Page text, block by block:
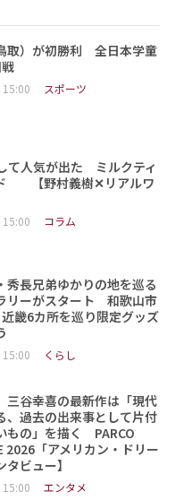
取）が初勝利 全日本学童
スポーツ
て人気が出た ミルクティ
【野村義樹✕リアルワ
コラム
秀長兄弟ゆかりの地を巡る
リーがスタート 和歌山市
畿6カ所を巡り限定グッズ
くらし
三谷幸喜の最新作は「現代
、過去の出来事として片付
もの」を描く PARCO
2026「アメリカン・ドリー
ビュー】
エンタメ